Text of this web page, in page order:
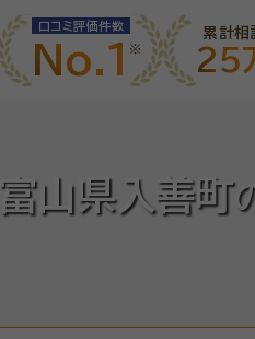
口コミ評価件数
No.1
累計相
25
富山県入善町